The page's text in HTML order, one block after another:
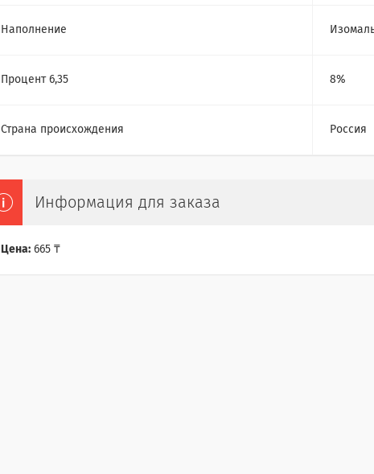
Наполнение
Процент 6,35 8%
Страна происхождения Россия
Информация для заказа
Цена: 665 ₸